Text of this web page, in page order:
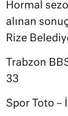
Hormal
alınan
Rize
Trabzon
33
Spor Toto –